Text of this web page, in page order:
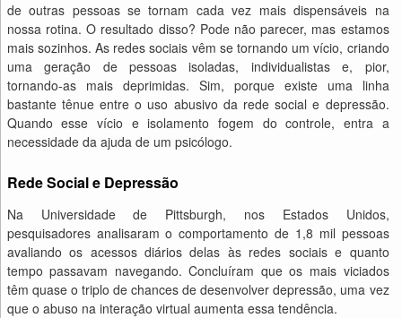
de outras pessoas se tornam cada vez mais dispensáveis na
nossa rotina. O resultado disso? Pode não parecer, mas estamos
mais sozinhos. As redes sociais vêm se tornando um vício, criando
uma geração de pessoas isoladas, individualistas e, pior,
tornando-as mais deprimidas. Sim, porque existe uma linha
bastante tênue entre o uso abusivo da rede social e depressão.
Quando esse vício e isolamento fogem do controle, entra a
necessidade da ajuda de um psicólogo.
Rede Social e Depressão
Na Universidade de Pittsburgh, nos Estados Unidos,
pesquisadores analisaram o comportamento de 1,8 mil pessoas
avaliando os acessos diários delas às redes sociais e quanto
tempo passavam navegando. Concluíram que os mais viciados
têm quase o triplo de chances de desenvolver depressão, uma vez
que o abuso na interação virtual aumenta essa tendência.